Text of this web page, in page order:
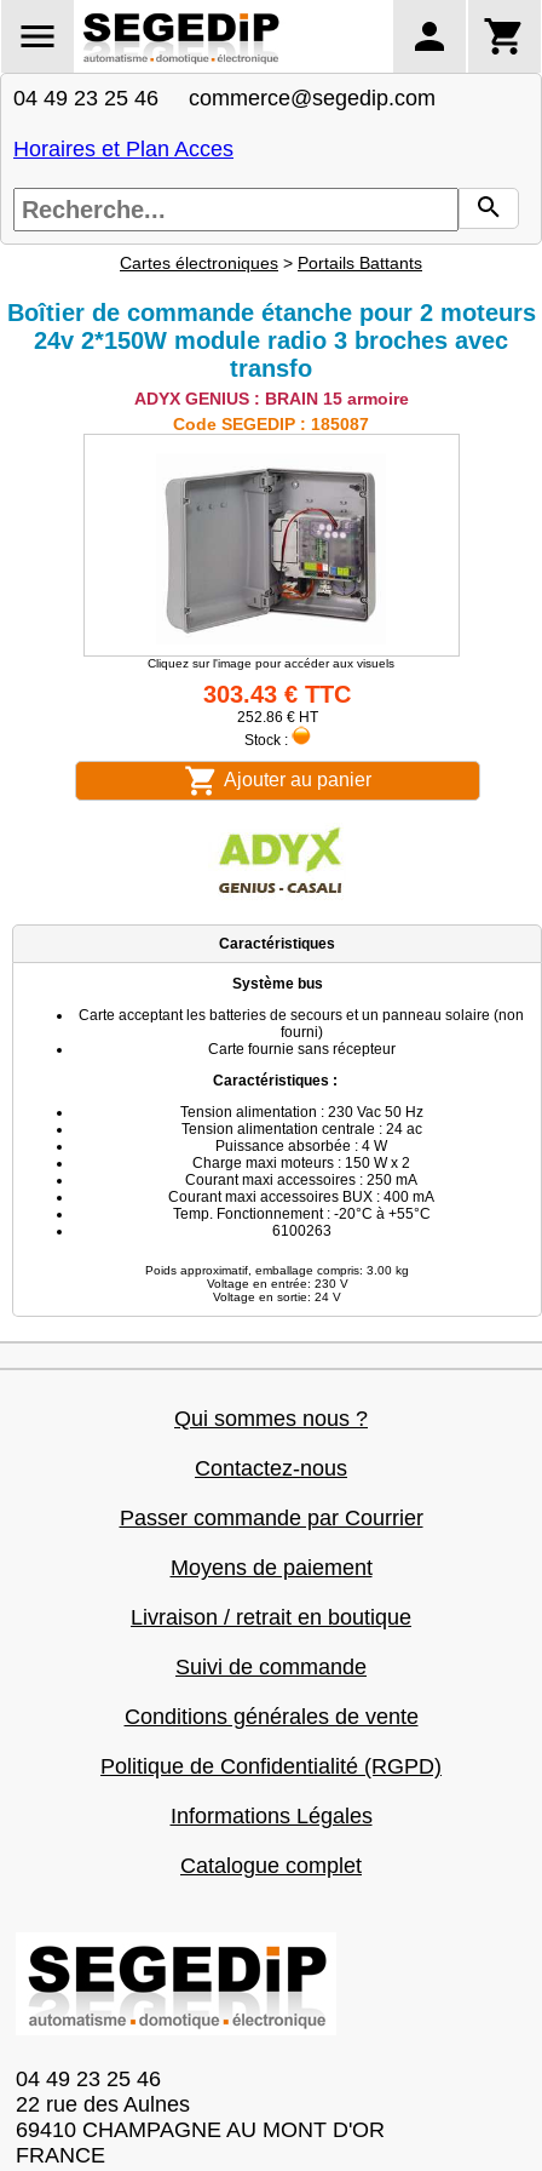
04 49 23 25 46 commerce@segedip.com
Horaires et Plan Acces
Cartes électroniques > Portails Battants
Boîtier de commande étanche pour 2 moteurs
24v 2*150W module radio 3 broches avec
transfo
ADYX GENIUS : BRAIN 15 armoire
Code SEGEDIP : 185087
Cliquez sur l'image pour accéder aux visuels
303.43 € TTC
252.86 € HT
Stock :
Ajouter au panier
Caractéristiques
Système bus
Carte acceptant les batteries de secours et un panneau solaire (non
fourni)
Carte fournie sans récepteur
Caractéristiques :
Tension alimentation : 230 Vac 50 Hz
Tension alimentation centrale : 24 ac
Puissance absorbée : 4 W
Charge maxi moteurs : 150 W x 2
Courant maxi accessoires : 250 mA
Courant maxi accessoires BUX : 400 mA
Temp. Fonctionnement : -20°C à +55°C
6100263
Poids approximatif, emballage compris: 3.00 kg
Voltage en entrée: 230 V
Voltage en sortie: 24 V
Qui sommes nous ?
Contactez-nous
Passer commande par Courrier
Moyens de paiement
Livraison / retrait en boutique
Suivi de commande
Conditions générales de vente
Politique de Confidentialité (RGPD)
Informations Légales
Catalogue complet
04 49 23 25 46
22 rue des Aulnes
69410 CHAMPAGNE AU MONT D'OR
FRANCE